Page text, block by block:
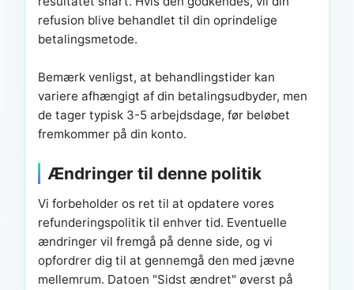
refusion blive behandlet til din oprindelige
betalingsmetode.
Bemærk venligst, at behandlingstider kan
variere afhængigt af din betalingsudbyder, men
de tager typisk 3-5 arbejdsdage, før beløbet
fremkommer på din konto.
Ændringer til denne politik
Vi forbeholder os ret til at opdatere vores
refunderingspolitik til enhver tid. Eventuelle
ændringer vil fremgå på denne side, og vi
opfordrer dig til at gennemgå den med jævne
mellemrum. Datoen "Sidst ændret" øverst på